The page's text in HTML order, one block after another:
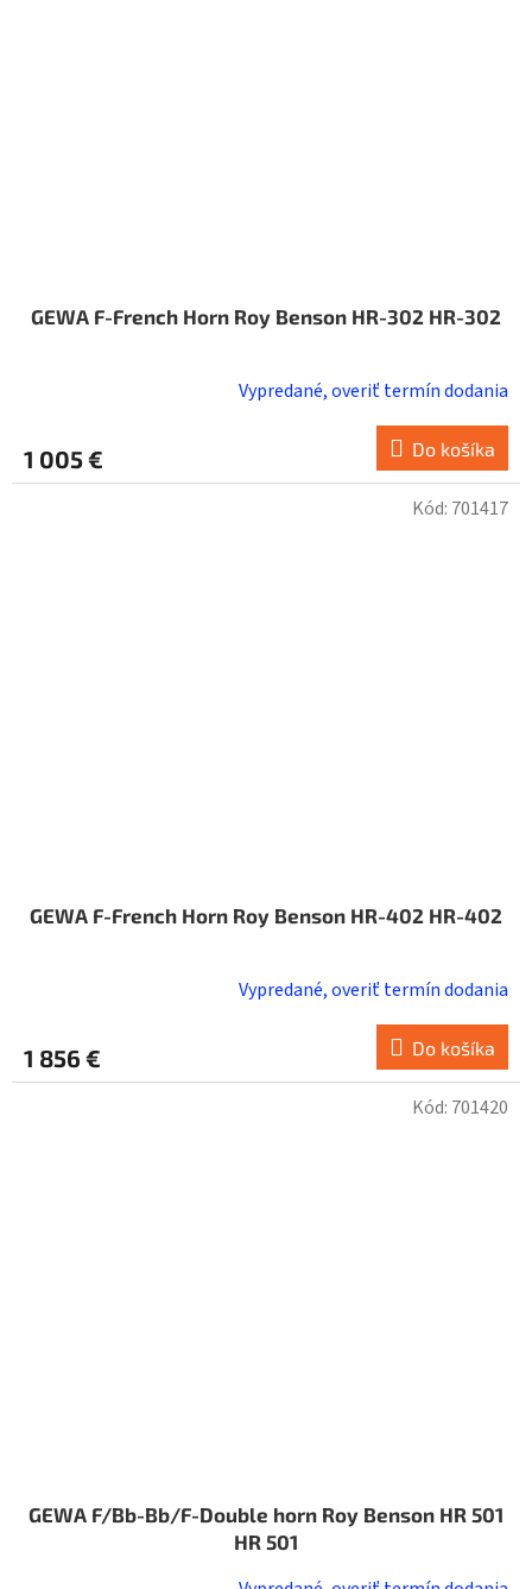
GEWA F-French Horn Roy Benson HR-302 HR-302
Vypredané, overiť termín dodania
1 005 € Do košíka
GEWA F-French Horn Roy Benson HR-402 HR-402
Vypredané, overiť termín dodania
1 856 € Do košíka
Kód: 701417
GEWA F/Bb-Bb/F-Double horn Roy Benson HR 501
HR 501
Kód: 701420